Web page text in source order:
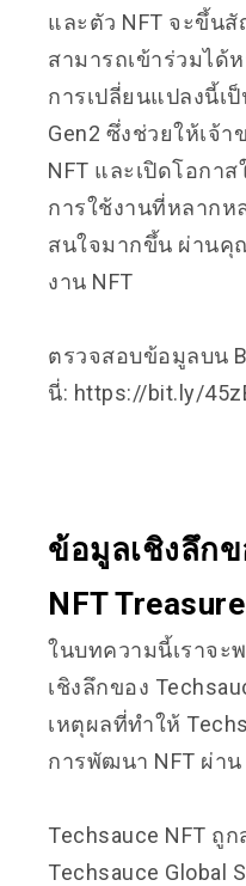
และตัว NFT จะขึ้น
สามารถเข้าร่วมได้
การเปลี่ยนแปลงนี้เ
Gen2 ซึ่งช่วยให้เจ้
NFT และเปิดโอกา
การใช้งานที่หลากห
สนใจมากขึ้น ผ่านคุ
งาน NFT
ตรวจสอบข้อมูลบน
นี่: https://bit.ly/
ข้อมูลเชิงลึกข
NFT
ในบทความนี้เราจะ
เชิงลึกของ
เหตุผลที่ทำให้
การพัฒนา NFT ผ่าน
Techsauce NFT ถู
Techsauce Global